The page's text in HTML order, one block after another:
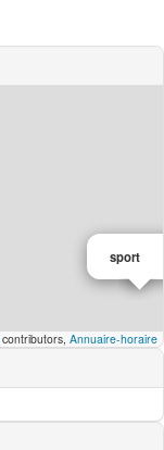
sport
contributors, Annuaire-horaire